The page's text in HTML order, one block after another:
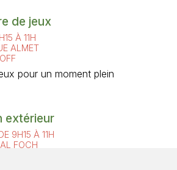
de jeux
À 11H
ALMET
pour un moment plein
extérieur
9H15 À 11H
FOCH
autrement, au rythme de la